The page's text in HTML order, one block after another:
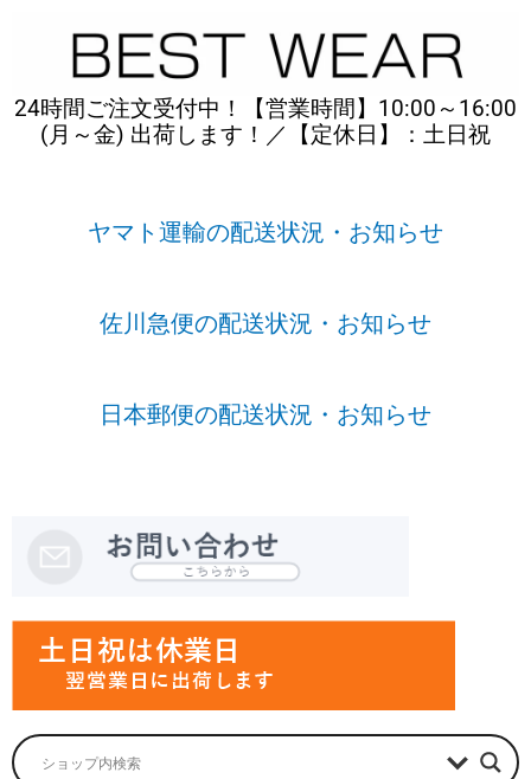
24時間ご注文受付中！【営業時間】10:00～16:00
(月～金) 出荷します！／【定休日】：土日祝
ヤマト運輸の配送状況・お知らせ
佐川急便の配送状況・お知らせ
日本郵便の配送状況・お知らせ